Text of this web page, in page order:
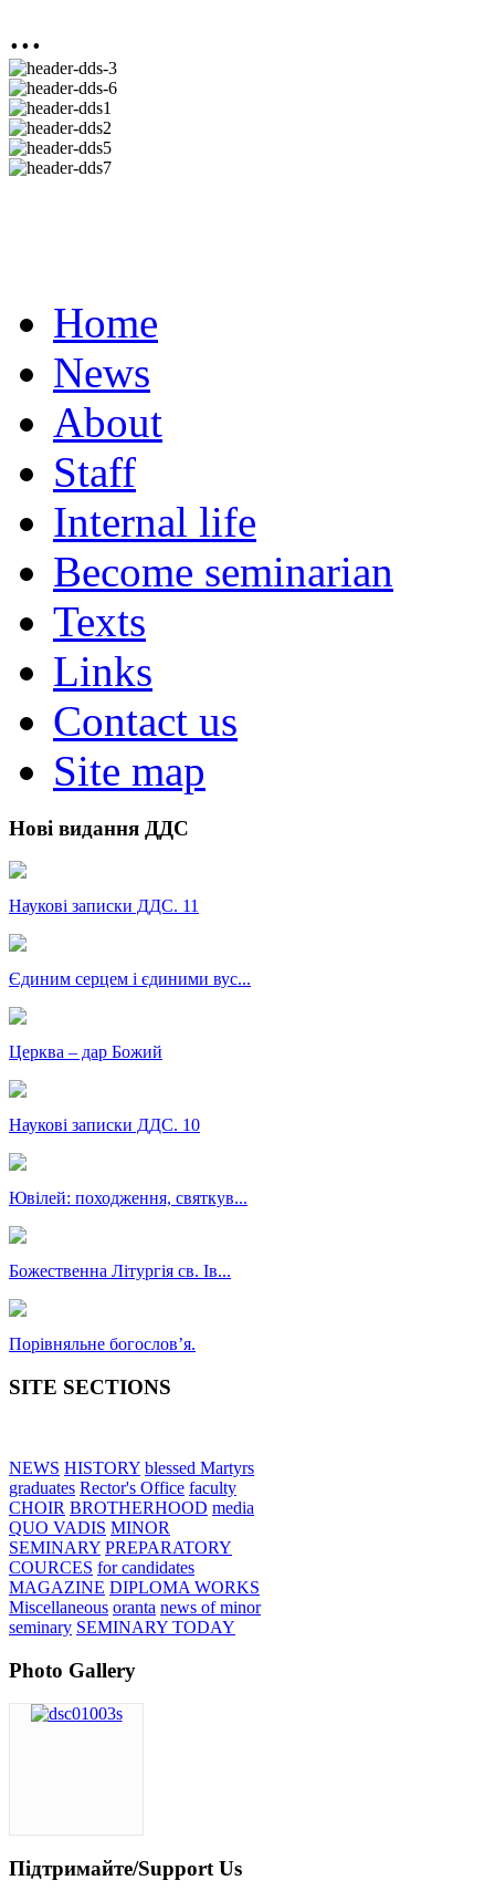
...
Home
News
About
Staff
Internal life
Become seminarian
Texts
Links
Contact us
Site map
Нові видання ДДС
Наукові записки ДДС. 11
Єдиним серцем і єдиними вус...
Церква – дар Божий
Наукові записки ДДС. 10
Ювілей: походження, святкув...
Божественна Літургія св. Ів...
Порівняльне богословʼя.
SITE SECTIONS
NEWS HISTORY blessed Martyrs
graduates Rector's Office faculty
CHOIR BROTHERHOOD media
QUO VADIS MINOR
SEMINARY PREPARATORY
COURCES for candidates
MAGAZINE DIPLOMA WORKS
Miscellaneous oranta news of minor
seminary SEMINARY TODAY
Photo Gallery
Підтримайте/Support Us